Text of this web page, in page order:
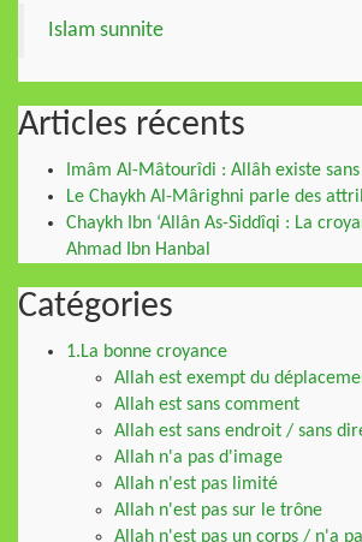
Islam sunnite
Articles récents
Imâm Al-Mâtourîdi : Allâh existe
Le Chaykh Al-Mârighni parle des
Chaykh Ibn ‘Allân As-Siddîqi : La
Ahmad Ibn Hanbal
Catégories
1.La bonne croyance
Allah est exempt du
Allah est sans comment
Allah est sans endroit / sans
Allah n'a pas d'image
Allah n'est pas limité
Allah n'est pas sur le trône
Allah n'est pas un corps / n'a